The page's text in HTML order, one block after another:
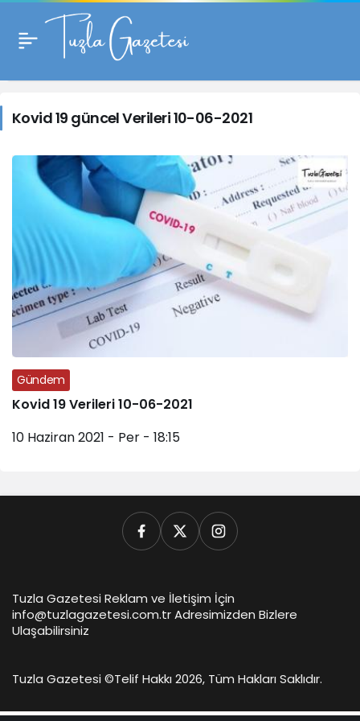
Kovid
19
güncel
Verileri
10-
06-
2021
Haberleri
Kovid 19 güncel Verileri 10-06-2021
Gündem
Kovid 19 Verileri 10-06-2021
10 Haziran 2021 - Per - 18:15
Tuzla Gazetesi Reklam ve İletişim İçin
info@tuzlagazetesi.com.tr Adresimizden Bizlere
Ulaşabilirsiniz
Tuzla Gazetesi ©Telif Hakkı 2026, Tüm Hakları Saklıdır.